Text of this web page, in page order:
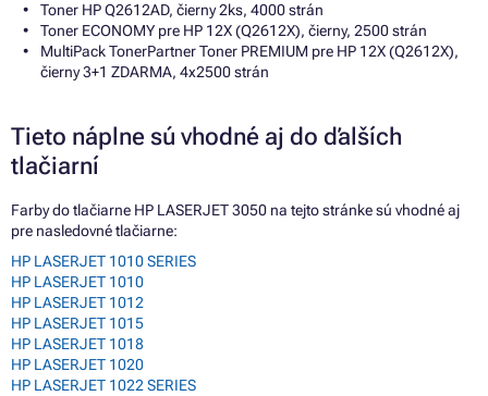
Toner HP Q2612AD, čierny 2ks, 4000 strán
Toner ECONOMY pre HP 12X (Q2612X), čierny, 2500 strán
MultiPack TonerPartner Toner PREMIUM pre HP 12X (Q2612X),
čierny 3+1 ZDARMA, 4x2500 strán
Tieto náplne sú vhodné aj do ďalších
tlačiarní
Farby do tlačiarne HP LASERJET 3050 na tejto stránke sú vhodné aj
pre nasledovné tlačiarne:
HP LASERJET 1010 SERIES
HP LASERJET 1010
HP LASERJET 1012
HP LASERJET 1015
HP LASERJET 1018
HP LASERJET 1020
HP LASERJET 1022 SERIES